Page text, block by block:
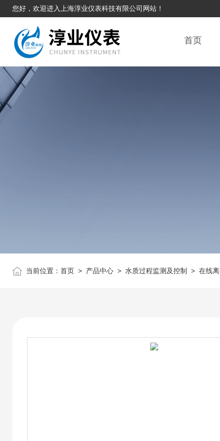
您好，欢迎进入上海淳业仪表科技有限公司网站！
首页
当前位置： 首页 > 产品中心 > 水质过程监测及控制 > 在线